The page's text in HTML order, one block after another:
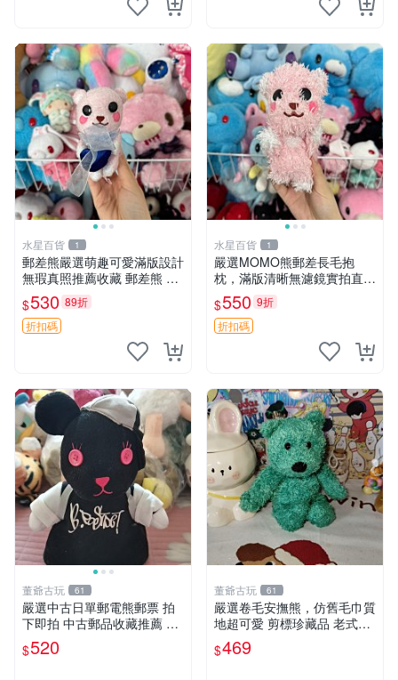
水星百貨 1
郵差熊嚴選萌趣可愛滿版設計
無瑕真照推薦收藏 郵差熊 熊
抱枕 紅薯啵啵間
$530 89折
折扣碼
水星百貨 1
嚴選MOMO熊郵差長毛抱
枕，滿版清晰無濾鏡實拍直
銷。每周新品到貨，不容錯
過！ 郵差熊 長毛 抱枕
$550 9折
折扣碼
董爺古玩 61
嚴選中古日單郵電熊郵票 拍
下即拍 中古郵品收藏推薦 郵
票 郵電熊 日本
$520
董爺古玩 61
嚴選卷毛安撫熊，仿舊毛巾質
地超可愛 剪標珍藏品 老式毛
巾質地 安撫熊 款式
$469